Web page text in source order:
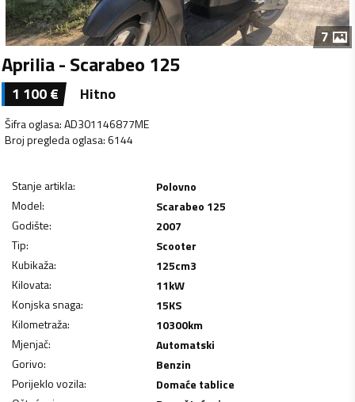
7
Aprilia - Scarabeo 125
1 100€ Hitno
Šifra oglasa:AD301146877ME
Broj pregleda oglasa:6144
Stanje artikla:
Polovno
Model:
Scarabeo 125
Godište:
2007
Tip:
Scooter
Kubikaža: 125cm3
Kilovata: 11kW
Konjska snaga: 15KS
Kilometraža: 10300km
Mjenjač:
Automatski
Gorivo:
Benzin
Porijeklo vozila:
Domaće tablice